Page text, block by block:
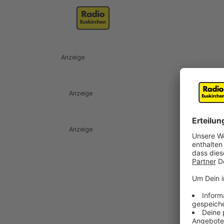
Anzeige
Anzeige
Anzeige